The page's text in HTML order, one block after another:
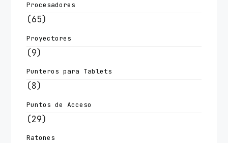
Procesadores
(65)
Proyectores
(9)
Punteros para Tablets
(8)
Puntos de Acceso
(29)
Ratones